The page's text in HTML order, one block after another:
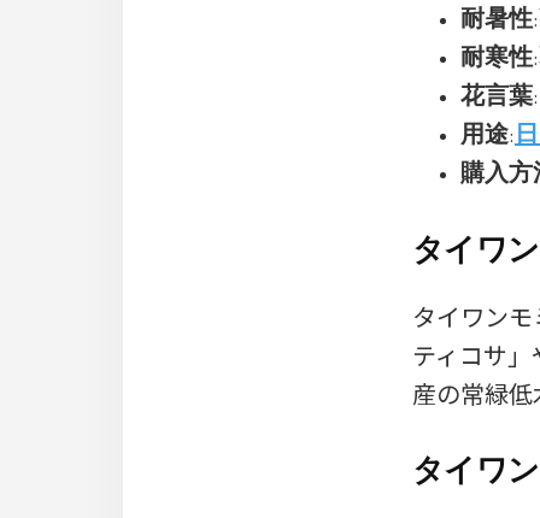
耐暑性
耐寒性
花言葉
用途:
購入方
タイワ
タイワン
ティコサ
産の常緑
タイワ